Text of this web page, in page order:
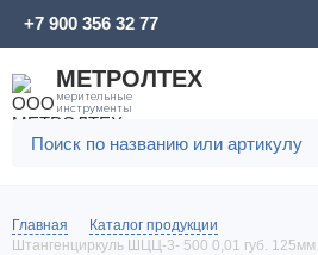
МЕТРОЛТЕХ
мерительные
инструменты
+7 900 356 32 77
Главная
Каталог продукции
Штангенциркуль ШЦЦ-3- 500 0,01 губ. 125мм